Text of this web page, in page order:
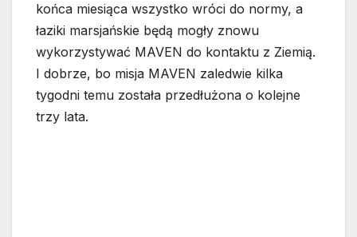
końca miesiąca wszystko wróci do normy, a
łaziki marsjańskie będą mogły znowu
wykorzystywać MAVEN do kontaktu z Ziemią.
I dobrze, bo misja MAVEN zaledwie kilka
tygodni temu została przedłużona o kolejne
trzy lata.